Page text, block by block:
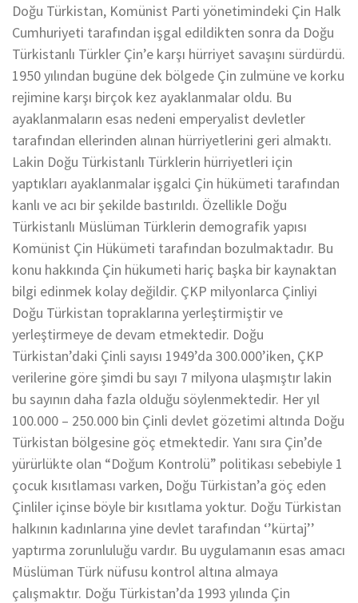
Doğu Türkistan, Komünist Parti yönetimindeki Çin Halk
Cumhuriyeti tarafından işgal edildikten sonra da Doğu
Türkistanlı Türkler Çin’e karşı hürriyet savaşını sürdürdü.
1950 yılından bugüne dek bölgede Çin zulmüne ve korku
rejimine karşı birçok kez ayaklanmalar oldu. Bu
ayaklanmaların esas nedeni emperyalist devletler
tarafından ellerinden alınan hürriyetlerini geri almaktı.
Lakin Doğu Türkistanlı Türklerin hürriyetleri için
yaptıkları ayaklanmalar işgalci Çin hükümeti tarafından
kanlı ve acı bir şekilde bastırıldı. Özellikle Doğu
Türkistanlı Müslüman Türklerin demografik yapısı
Komünist Çin Hükümeti tarafından bozulmaktadır. Bu
konu hakkında Çin hükumeti hariç başka bir kaynaktan
bilgi edinmek kolay değildir. ÇKP milyonlarca Çinliyi
Doğu Türkistan topraklarına yerleştirmiştir ve
yerleştirmeye de devam etmektedir. Doğu
Türkistan’daki Çinli sayısı 1949’da 300.000’iken, ÇKP
verilerine göre şimdi bu sayı 7 milyona ulaşmıştır lakin
bu sayının daha fazla olduğu söylenmektedir. Her yıl
100.000 – 250.000 bin Çinli devlet gözetimi altında Doğu
Türkistan bölgesine göç etmektedir. Yanı sıra Çin’de
yürürlükte olan “Doğum Kontrolü” politikası sebebiyle 1
çocuk kısıtlaması varken, Doğu Türkistan’a göç eden
Çinliler içinse böyle bir kısıtlama yoktur. Doğu Türkistan
halkının kadınlarına yine devlet tarafından ‘’kürtaj’’
yaptırma zorunluluğu vardır. Bu uygulamanın esas amacı
Müslüman Türk nüfusu kontrol altına almaya
çalışmaktır. Doğu Türkistan’da 1993 yılında Çin